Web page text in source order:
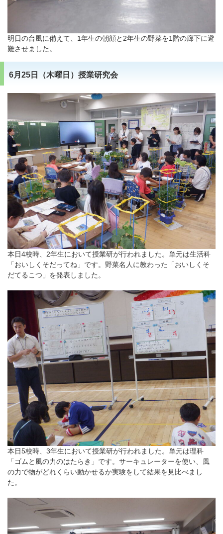
明日の台風に備えて、1年生の朝顔と2年生の野菜を1階の廊下に避
難させました。
6月25日（木曜日）授業研究会
本日4校時、2年生において授業研が行われました。単元は生活科
「おいしくそだってね」です。野菜名人に教わった「おいしくそ
だてるこつ」を発表しました。
本日5校時、3年生において授業研が行われました。単元は理科
「ゴムと風の力のはたらき」です。サーキュレーターを使い、風
の力で物がどれくらい動かせるか実験をして結果を見比べまし
た。